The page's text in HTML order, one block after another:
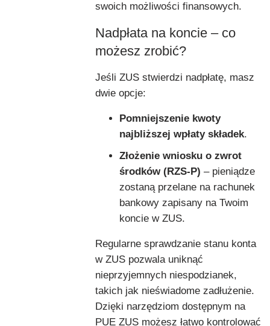
swoich możliwości finansowych.
Nadpłata na koncie – co
możesz zrobić?
Jeśli ZUS stwierdzi nadpłatę, masz
dwie opcje:
Pomniejszenie kwoty
najbliższej wpłaty składek.
Złożenie wniosku o zwrot
środków (RZS-P) – pieniądze
zostaną przelane na rachunek
bankowy zapisany na Twoim
koncie w ZUS.
Regularne sprawdzanie stanu konta
w ZUS pozwala uniknąć
nieprzyjemnych niespodzianek,
takich jak nieświadome zadłużenie.
Dzięki narzędziom dostępnym na
PUE ZUS możesz łatwo kontrolować